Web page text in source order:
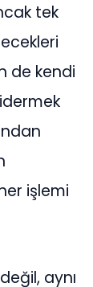
tek
de kendi
işlemi
aynı